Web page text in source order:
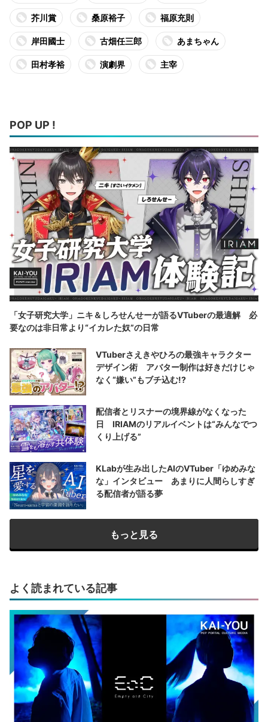
芥川賞 桑原裕子 福原充則
岸田國士 古畑任三郎 あまちゃん
田村孝裕 演劇界 主宰
POP UP !
「女子研究大学」ニキ＆しろせんせーが語るVTuberの最適解 必
要なのは非日常より“イカレた奴”の日常
VTuberさえきやひろの最強キャラクター
デザイン術 アバター制作は好きだけじゃ
なく“嫌い”もブチ込む!?
配信者とリスナーの境界線がなくなった
日 IRIAMのリアルイベントは“みんなでつ
くり上げる”
KLabが生み出したAIのVTuber「ゆめみな
な」インタビュー あまりに人間らしすぎ
る配信者が語る夢
もっと見る
よく読まれている記事